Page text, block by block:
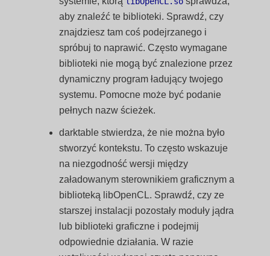
aby znaleźć te biblioteki. Sprawdź, czy
znajdziesz tam coś podejrzanego i
spróbuj to naprawić. Często wymagane
biblioteki nie mogą być znalezione przez
dynamiczny program ładujący twojego
systemu. Pomocne może być podanie
pełnych nazw ścieżek.
darktable stwierdza, że nie można było
stworzyć kontekstu. To często wskazuje
na niezgodność wersji między
załadowanym sterownikiem graficznym a
biblioteką libOpenCL. Sprawdź, czy ze
starszej instalacji pozostały moduły jądra
lub biblioteki graficzne i podejmij
odpowiednie działania. W razie